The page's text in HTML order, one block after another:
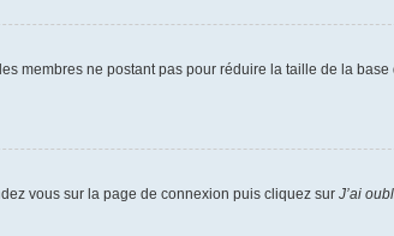
membres ne postant pas pour réduire la taille de la
vous sur la page de connexion puis cliquez sur J’ai